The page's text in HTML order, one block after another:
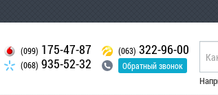
(099) 175-47-87
(068) 935-52-32
(063) 322-96-00
Обратный звонок